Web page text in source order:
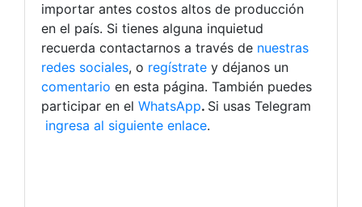
importar antes costos altos de producción
en el país. Si tienes alguna inquietud
recuerda contactarnos a través de nuestras
redes sociales, o regístrate y déjanos un
comentario en esta página. También puedes
participar en el WhatsApp. Si usas Telegram
ingresa al siguiente enlace.